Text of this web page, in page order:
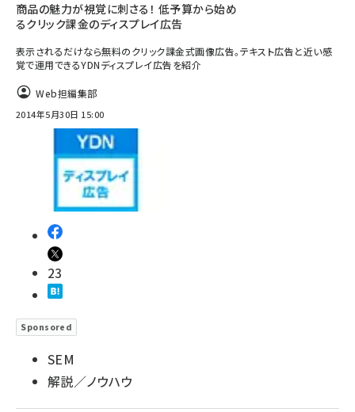
商品の魅力が視覚に刺さる！ 低予算から始め
るクリック課金のディスプレイ広告
表示されるだけなら無料のクリック課金式画像広告。テキスト広告と近い感
覚で運用できるYDNディスプレイ広告を紹介
Web担編集部
2014年5月30日 15:00
23
Sponsored
SEM
解説／ノウハウ